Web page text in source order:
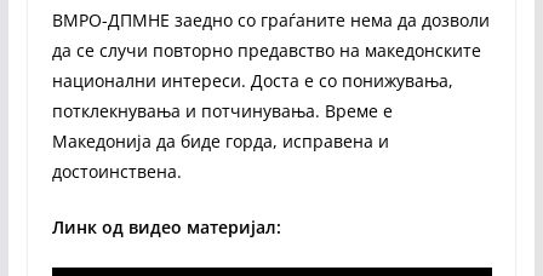
ВМРО-ДПМНЕ заедно со граѓаните нема да дозволи
да се случи повторно предавство на македонските
национални интереси. Доста е со понижувања,
потклекнувања и потчинувања. Време е
Македонија да биде горда, исправена и
достоинствена.
Линк од видео материјал: